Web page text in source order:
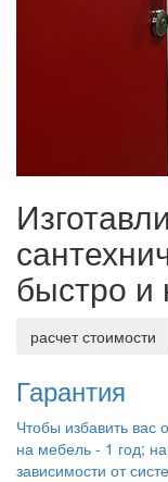
быстро и
расчет стоимости
Гарантия
Чтобы избавить
на мебель - 1 год;
зависимости от